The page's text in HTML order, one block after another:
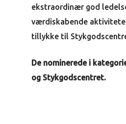
ekstraordinær god
værdiskabende
tillykke til
De nominerede i
og Stykgodscentret.